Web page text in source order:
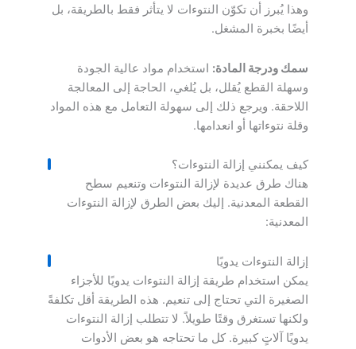
وهذا يُبرز أن تكوّن النتوءات لا يتأثر فقط بالطريقة، بل
أيضًا بخبرة المشغل.
سمك ودرجة المادة: استخدام مواد عالية الجودة
وسهلة القطع يُقلل، بل يُلغي، الحاجة إلى المعالجة
اللاحقة. ويرجع ذلك إلى سهولة التعامل مع هذه المواد
وقلة نتوءاتها أو انعدامها.
كيف يمكنني إزالة النتوءات؟
هناك طرق عديدة لإزالة النتوءات وتنعيم سطح
القطعة المعدنية. إليك بعض الطرق لإزالة النتوءات
المعدنية:
إزالة النتوءات يدويًا
يمكن استخدام طريقة إزالة النتوءات يدويًا للأجزاء
الصغيرة التي تحتاج إلى تنعيم. هذه الطريقة أقل تكلفةً
ولكنها تستغرق وقتًا طويلاً. لا تتطلب إزالة النتوءات
يدويًا آلاتٍ كبيرة. كل ما تحتاجه هو بعض الأدوات